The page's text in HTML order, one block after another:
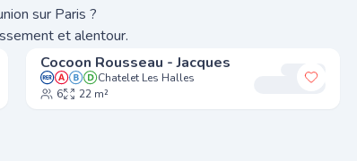
sur Paris ?
et alentour.
à mes favoris
Cocoon Rousseau - Jacques
Chatelet Les Halles
6
22 m²